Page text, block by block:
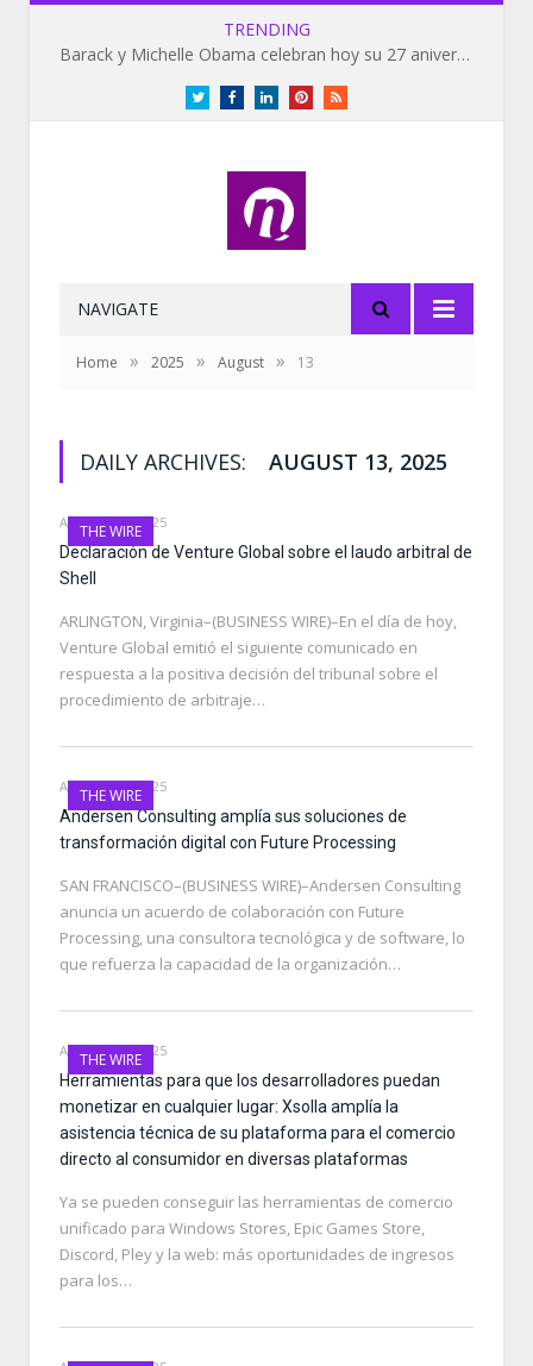
TRENDING
Barack y Michelle Obama celebran hoy su 27 aniversario de bodas
TwitterFacebookLinkedInPinterestRSS
NAVIGATE
Home » 2025 » August » 13
DAILY ARCHIVES: AUGUST 13, 2025
THE WIRE
AUGUST 13, 2025
Declaración de Venture Global sobre el laudo arbitral de
Shell
ARLINGTON, Virginia–(BUSINESS WIRE)–En el día de hoy,
Venture Global emitió el siguiente comunicado en
respuesta a la positiva decisión del tribunal sobre el
procedimiento de arbitraje…
THE WIRE
AUGUST 13, 2025
Andersen Consulting amplía sus soluciones de
transformación digital con Future Processing
SAN FRANCISCO–(BUSINESS WIRE)–Andersen Consulting
anuncia un acuerdo de colaboración con Future
Processing, una consultora tecnológica y de software, lo
que refuerza la capacidad de la organización…
THE WIRE
AUGUST 13, 2025
Herramientas para que los desarrolladores puedan
monetizar en cualquier lugar: Xsolla amplía la
asistencia técnica de su plataforma para el comercio
directo al consumidor en diversas plataformas
Ya se pueden conseguir las herramientas de comercio
unificado para Windows Stores, Epic Games Store,
Discord, Pley y la web: más oportunidades de ingresos
para los…